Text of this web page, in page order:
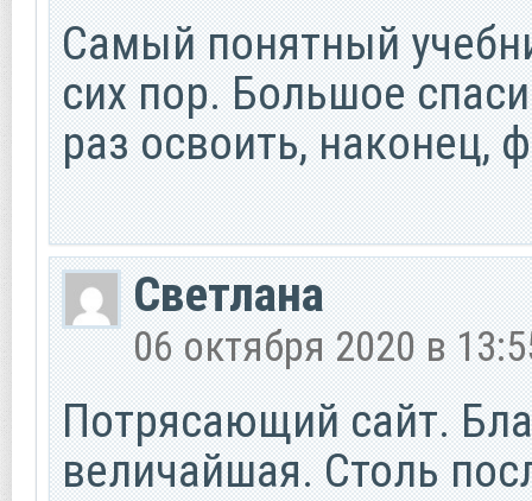
Самый понятный
сих пор. Большое
раз освоить, наконец,
Светлана
06 октября 2020 в
Потрясающий сайт.
величайшая. Столь